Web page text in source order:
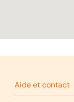
Aide et contact